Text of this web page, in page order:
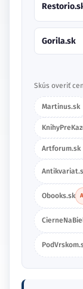
Gorila.sk
Skús overiť
Martinus.sk
Artforum.sk
Obooks.sk